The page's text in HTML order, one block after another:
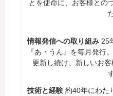
とを使命に、お客様との
情報発信への取り組み 25
『あ・うん』を毎月発行
更新し続け、新しいお
技術と経験 約40年にわた